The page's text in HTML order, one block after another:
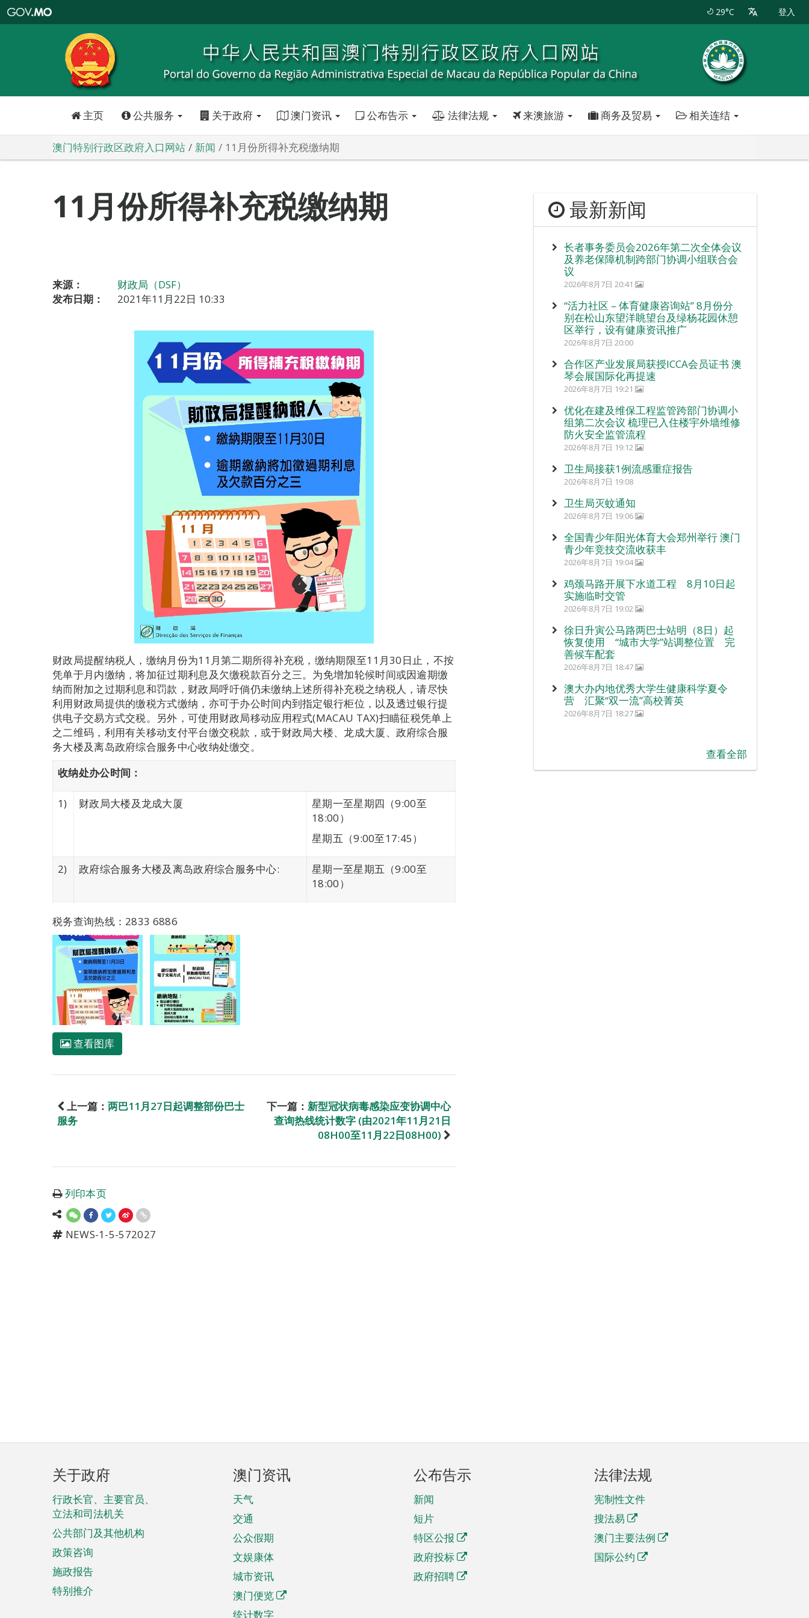
特
政
区
政
口
29°C 登入
主页 公共服务 关于政府 澳门资讯 公布告示 法律法规 来澳旅游 商务及贸易 相关连结
澳门特别行政区政府入口网站 新闻 11月份所得补充税缴纳期
11月份所得补充税缴纳期
来源：
财政局（DSF）
发布日期：
2021年11月22日 10:33
财政局提醒纳税人，缴纳月份为11月第二期所得补充税，缴纳期限至11月30日止，不按
凭单于月内缴纳，将加征过期利息及欠缴税款百分之三。为免增加轮候时间或因逾期缴
纳而附加之过期利息和罚款，财政局呼吁倘仍未缴纳上述所得补充税之纳税人，请尽快
利用财政局提供的缴税方式缴纳，亦可于办公时间内到指定银行柜位，以及透过银行提
供电子交易方式交税。另外，可使用财政局移动应用程式(MACAU TAX)扫瞄征税凭单上
之二维码，利用有关移动支付平台缴交税款，或于财政局大楼、龙成大厦、政府综合服
务大楼及离岛政府综合服务中心收纳处缴交。
收纳处办公时间：
1) 财政局大楼及龙成大厦
星期一至星期四（9:00至
18:00）
星期五（9:00至17:45）
2) 政府综合服务大楼及离岛政府综合服务中心:
星期一至星期五（9:00至
18:00）
税务查询热线：2833 6886
查看图库
上一篇： 两巴11月27日起调整部份巴士
服务
下一篇： 新型冠状病毒感染应变协调中心
查询热线统计数字 (由2021年11月21日
08H00至11月22日08H00)
列印本页
NEWS-1-5-572027
最新新闻
长者事务委员会2026年第二次全体会议
及养老保障机制跨部门协调小组联合会
议
2026年8月7日 20:41
“活力社区 – 体育健康咨询站” 8月份分
别在松山东望洋眺望台及绿杨花园休憩
区举行，设有健康资讯推广
2026年8月7日 20:00
合作区产业发展局获授ICCA会员证书 澳
琴会展国际化再提速
2026年8月7日 19:21
优化在建及维保工程监管跨部门协调小
组第二次会议 梳理已入住楼宇外墙维修
防火安全监管流程
2026年8月7日 19:12
卫生局接获1例流感重症报告
2026年8月7日 19:08
卫生局灭蚊通知
2026年8月7日 19:06
全国青少年阳光体育大会郑州举行 澳门
青少年竞技交流收获丰
2026年8月7日 19:04
鸡颈马路开展下水道工程 8月10日起
实施临时交管
2026年8月7日 19:02
徐日升寅公马路两巴士站明（8日）起
恢复使用 “城市大学”站调整位置 完
善候车配套
2026年8月7日 18:47
澳大办内地优秀大学生健康科学夏令
营 汇聚“双一流”高校菁英
2026年8月7日 18:27
查看全部
页
脚
菜
单
关于政府
行政长官、主要官员、
立法和司法机关
公共部门及其他机构
政策咨询
施政报告
特别推介
澳门资讯
天气
交通
公众假期
文娱康体
城市资讯
澳门便览
统计数字
公布告示
新闻
短片
特区公报
政府投标
政府招聘
法律法规
宪制性文件
搜法易
澳门主要法例
国际公约